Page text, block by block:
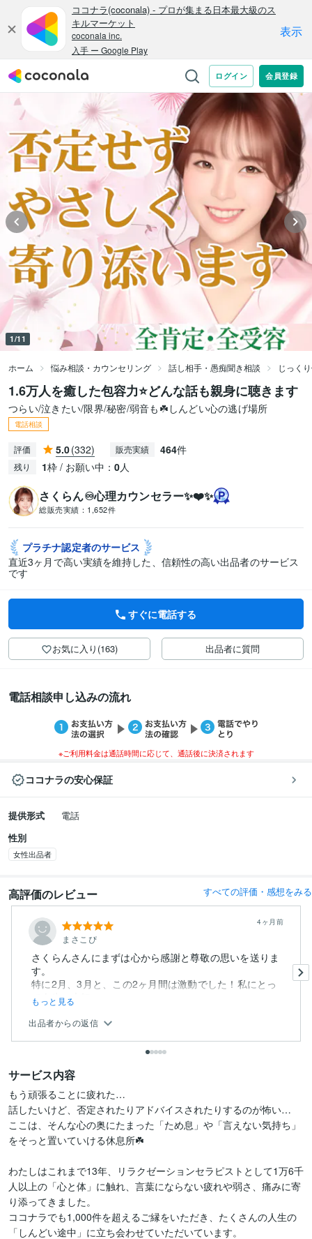
1/11
ホーム 悩み相談・カウンセリング 話し相手・愚痴聞き相談 じっく
1.6万人を癒した包容力⭐どんな話も親身に聴きます
つらい/泣きたい/限界/秘密/弱音も☘️しんどい心の逃げ場所
電話相談
評価 5.0(332) 販売実績 464件
残り 1枠 / お願い中： 0人
さくらん♾️心理カウンセラー✨❤️✨
総販売実績： 1,652件
プラチナ認定者のサービス
直近3ヶ月で高い実績を維持した、信頼性の高い出品者のサービス
です
すぐに電話する
お気に入り(163) 出品者に質問
電話相談申し込みの流れ
※ご利用料金は通話時間に応じて、通話後に決済されます
ココナラの安心保証
提供形式
電話
性別
女性出品者
高評価のレビュー すべての評価・感想をみる
まさこぴ
4ヶ月前
さくらんさんにまずは心から感謝と尊敬の思いを送りま
す。
特に2月、3月と、この2ヶ月間は激動でした！私にとっ
て人生の大転...
もっと見る
出品者からの返信
サービス内容
もう頑張ることに疲れた…
話したいけど、否定されたりアドバイスされたりするのが怖い…
ここは、そんな心の奥にたまった「ため息」や「言えない気持ち」
をそっと置いていける休息所☘️
わたしはこれまで13年、リラクゼーションセラピストとして1万6千
人以上の「心と体」に触れ、言葉にならない疲れや弱さ、痛みに寄
り添ってきました。
ココナラでも1,000件を超えるご縁をいただき、たくさんの人生の
「しんどい途中」に立ち会わせていただいています。